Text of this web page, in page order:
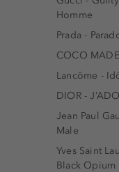
Homme
Prada -
COCO
Lancôme -
DIOR -
Jean Paul
Male
Yves Saint
Black Opium